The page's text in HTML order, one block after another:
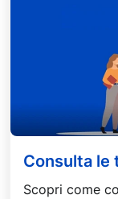
Consulta le
Scopri come